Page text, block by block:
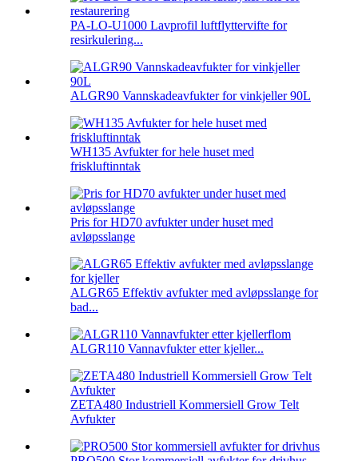
PA-LO-U1000 Lavprofil luftflyttervifte for
resirkulering...
ALGR90 Vannskadeavfukter for vinkjeller 90L
WH135 Avfukter for hele huset med
friskluftinntak
Pris for HD70 avfukter under huset med
avløpsslange
ALGR65 Effektiv avfukter med avløpsslange for
bad...
ALGR110 Vannavfukter etter kjeller...
ZETA480 Industriell Kommersiell Grow Telt
Avfukter